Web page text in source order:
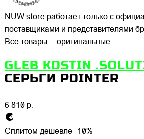
NUW store работает только с
поставщиками и представителями
Все товары — оригинальные.
GLEB KOSTIN
СЕРЬГИ POINTER
6 810 р.
Сплитом дешевле -10%